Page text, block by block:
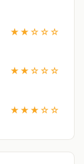
★★☆☆☆
★★☆☆☆
★★★☆☆